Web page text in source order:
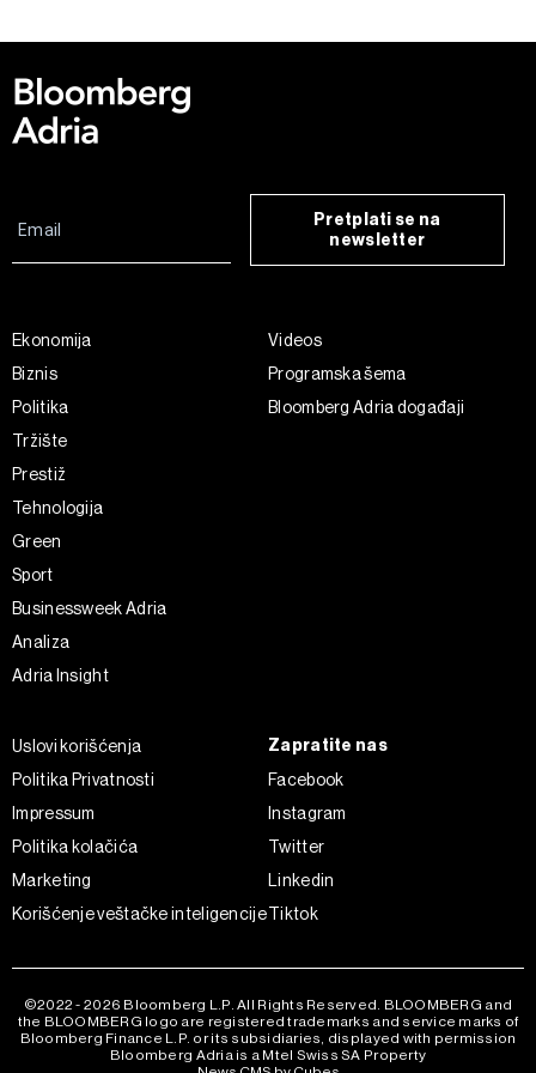
Pretplati se na
newsletter
Ekonomija
Biznis
Politika
Tržište
Prestiž
Tehnologija
Green
Sport
Businessweek Adria
Analiza
Adria Insight
Videos
Programska šema
Bloomberg Adria događaji
Uslovi korišćenja
Politika Privatnosti
Impressum
Politika kolačića
Marketing
Korišćenje veštačke inteligencije
Zapratite nas
Facebook
Instagram
Twitter
Linkedin
Tiktok
©2022 - 2026 Bloomberg L.P. All Rights Reserved. BLOOMBERG and
the BLOOMBERG logo are registered trademarks and service marks of
Bloomberg Finance L.P. or its subsidiaries, displayed with permission
Bloomberg Adria is a Mtel Swiss SA Property